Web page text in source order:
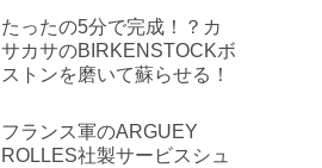
たったの5分で完成！？カ
サカサのBIRKENSTOCKボ
ストンを磨いて蘇らせる！
フランス軍のARGUEY
ROLLES社製サービスシュ